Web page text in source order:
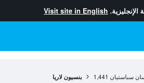
الإنجليزية. Visit site in English
سباستيان 1,441 بنسيون لاريا